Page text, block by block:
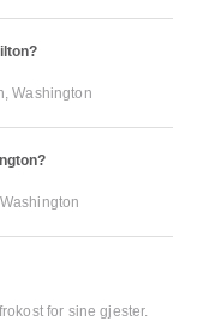
Washington
for sine gjester.